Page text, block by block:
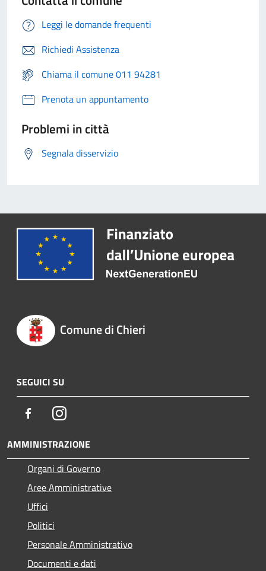
Leggi le domande frequenti
Richiedi Assistenza
Chiama il comune 011 94281
Prenota un appuntamento
Problemi in città
Segnala disservizio
Comune di Chieri
SEGUICI SU
FacebookInstagram
AMMINISTRAZIONE
Organi di Governo
Aree Amministrative
Uffici
Politici
Personale Amministrativo
Documenti e dati